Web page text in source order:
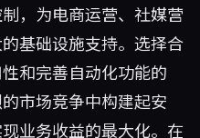
，为电商运营、社媒营
基础设施支持。选择合
和完善自动化功能的
市场竞争中构建起安
业务收益的最大化。在